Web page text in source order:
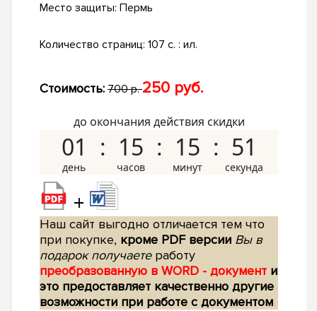
Место защиты: Пермь
Количество страниц: 107 с. : ил.
Стоимость: 700 р.250 руб.
до окончания действия скидки
01 15 15 50
+
Наш сайт выгодно отличается тем что
при покупке, кроме PDF версии Вы в
подарок получаетеработу
преобразованную в WORD - документ и
это предоставляет качественно другие
возможности при работе с документом